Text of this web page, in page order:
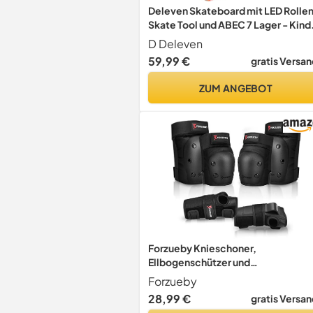
Deleven Skateboard mit LED
Skate Tool und ABEC 7 Lager -
Erwachsene Anfänger - 56 cm
D Deleven
59,99 €
gratis
ZUM ANGEBOT
Forzueby Knieschoner,
Ellbogenschützer und
Handgelenkschützer für
Erwachsene&Kinder Protektoren
Set, 6 in 1 Schutzausrüstung zum
Forzueby
28,99 €
gratis